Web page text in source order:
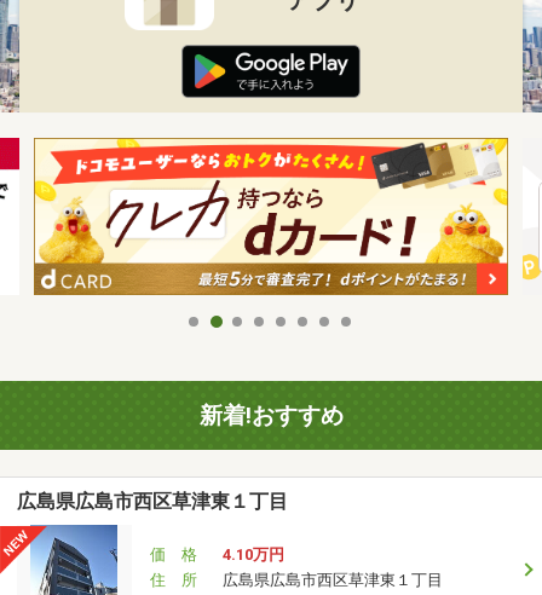
新着!おすすめ
広島県広島市西区草津東１丁目
価 格
4.10万円
住 所
広島県広島市西区草津東１丁目